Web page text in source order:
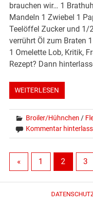
brauchen wir… 1
Mandeln 1 Zwiebel 1
Teelöffel Zucker und 1/
verrührt Öl zum Braten
1 Omelette Lob, Kritik,
Rezept? Dann
WEITERLESEN
Broiler/Hühnchen /
Kommentar
« 1 2 3